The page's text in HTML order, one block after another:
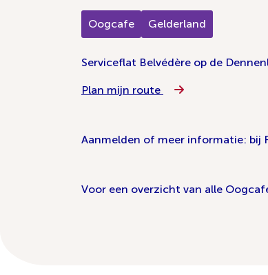
Oogcafe Gelderland
Serviceflat Belvédère op de
Plan mijn route
Aanmelden of meer informatie: bij
Voor een overzicht van alle